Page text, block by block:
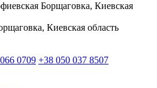
Борщаговка, Киевская
Киевская область
0709 +38 050 037 8507